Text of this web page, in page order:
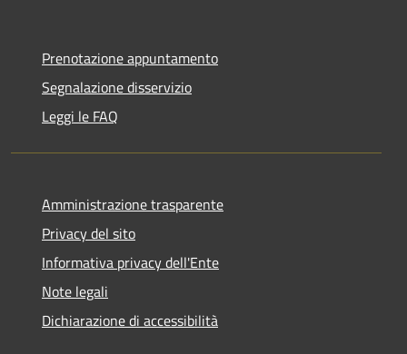
Prenotazione appuntamento
Segnalazione disservizio
Leggi le FAQ
Amministrazione trasparente
Privacy del sito
Informativa privacy dell'Ente
Note legali
Dichiarazione di accessibilità